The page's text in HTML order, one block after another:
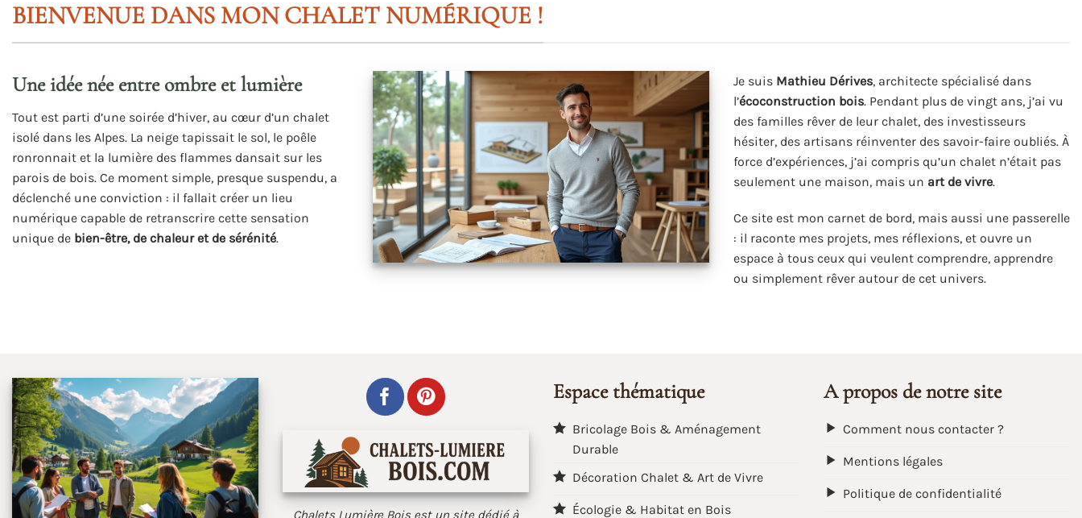
BIENVENUE DANS MON CHALET NUMÉRIQUE !
Une idée née entre ombre et lumière
Tout est parti d’une soirée d’hiver, au cœur d’un chalet
isolé dans les Alpes. La neige tapissait le sol, le poêle
ronronnait et la lumière des flammes dansait sur les
parois de bois. Ce moment simple, presque suspendu, a
déclenché une conviction : il fallait créer un lieu
numérique capable de retranscrire cette sensation
unique de bien-être, de chaleur et de sérénité.
Je suis Mathieu Dérives, architecte spécialisé dans
l’écoconstruction bois. Pendant plus de vingt ans, j’ai vu
des familles rêver de leur chalet, des investisseurs
hésiter, des artisans réinventer des savoir-faire oubliés. À
force d’expériences, j’ai compris qu’un chalet n’était pas
seulement une maison, mais un art de vivre.
Ce site est mon carnet de bord, mais aussi une passerelle
: il raconte mes projets, mes réflexions, et ouvre un
espace à tous ceux qui veulent comprendre, apprendre
ou simplement rêver autour de cet univers.
Chalets Lumière Bois est un site dédié à
Espace thématique
Bricolage Bois & Aménagement
Durable
Décoration Chalet & Art de Vivre
Écologie & Habitat en Bois
A propos de notre site
Comment nous contacter ?
Mentions légales
Politique de confidentialité